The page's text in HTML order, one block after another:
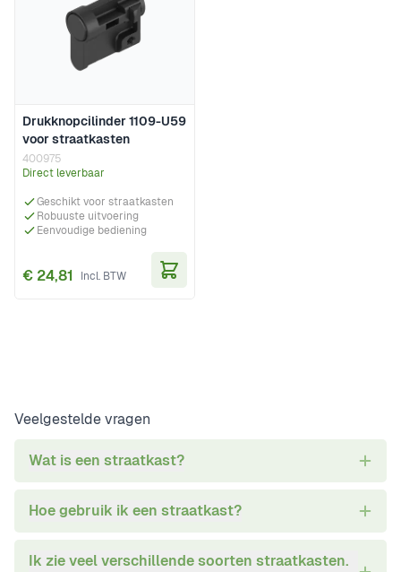
Drukknopcilinder 1109-U59
voor straatkasten
400975
Direct leverbaar
Geschikt voor straatkasten
Robuuste uitvoering
Eenvoudige bediening
€ 24,81
Veelgestelde vragen
Wat is een straatkast?
Hoe gebruik ik een straatkast?
Ik zie veel verschillende soorten straatkasten.